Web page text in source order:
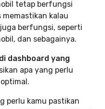
tetap berfungsi
memastikan kalau
berfungsi, seperti
dan sebagainya.
dashboard yang
apa yang perlu
perlu kamu pastikan